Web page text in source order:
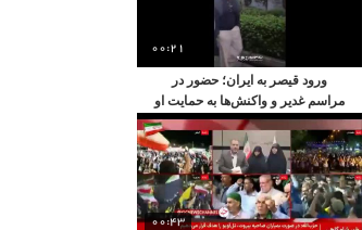
00:21
ورود قیصر به ایران؛ حضور در
مراسم غدیر و واکنش‌ها به حمایت او
از ایران
00:43